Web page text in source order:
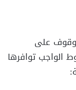
على
الواجب توافرها